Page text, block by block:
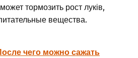
тормозить рост луків,
вещества.
чего можно сажать